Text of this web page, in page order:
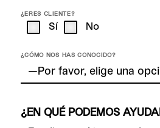
¿ERES CLIENTE?
Sí No
¿CÓMO NOS HAS CONOCIDO?
¿EN QUÉ PODEMOS